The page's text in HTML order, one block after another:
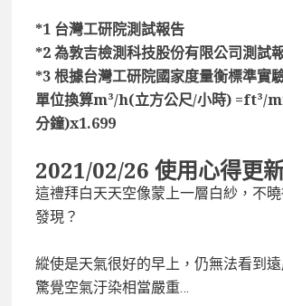
*1 台灣工研院測試報告
*2 為敦吉檢測科技股份有限公司測試
*3 根據台灣工研院國家度量衡標準實
單位換算m³/h(立方公尺/小時) =ft³/
分鐘)x1.699
2021/02/26 使用心得更
這禮拜白天天空像蒙上一層白紗，不
發現？
縱使是天氣很好的早上，仍無法看到
驚覺空氣汙染相當嚴重…